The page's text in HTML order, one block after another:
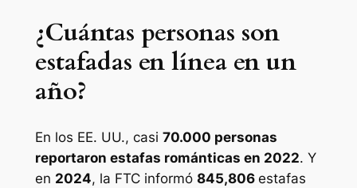
¿Cuántas personas son
estafadas en línea en un
año?
En los EE. UU., casi 70.000 personas
reportaron estafas románticas en 2022. Y
en 2024, la FTC informó 845,806 estafas